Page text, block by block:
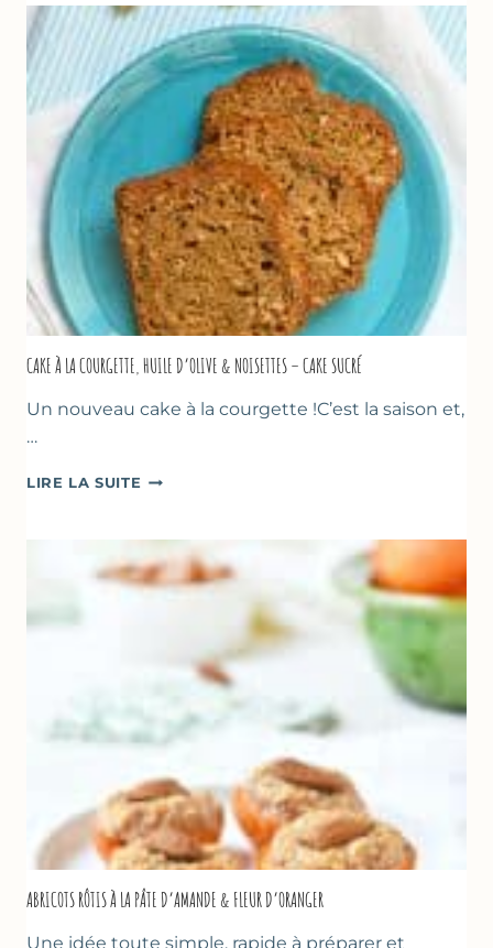
&
TOMATES
AU
THYM
CAKE À LA COURGETTE, HUILE D’OLIVE & NOISETTES – CAKE SUCRÉ
Un nouveau cake à la courgette !C’est la saison et,
…
LIRE LA SUITE CAKE
COURGETTE,
HUILE
D’OLIVE
ABRICOTS RÔTIS À LA PÂTE D’AMANDE & FLEUR D’ORANGER
Une idée toute simple, rapide à préparer et